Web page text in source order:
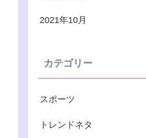
2021年10月
カテゴリー
スポーツ
トレンドネタ